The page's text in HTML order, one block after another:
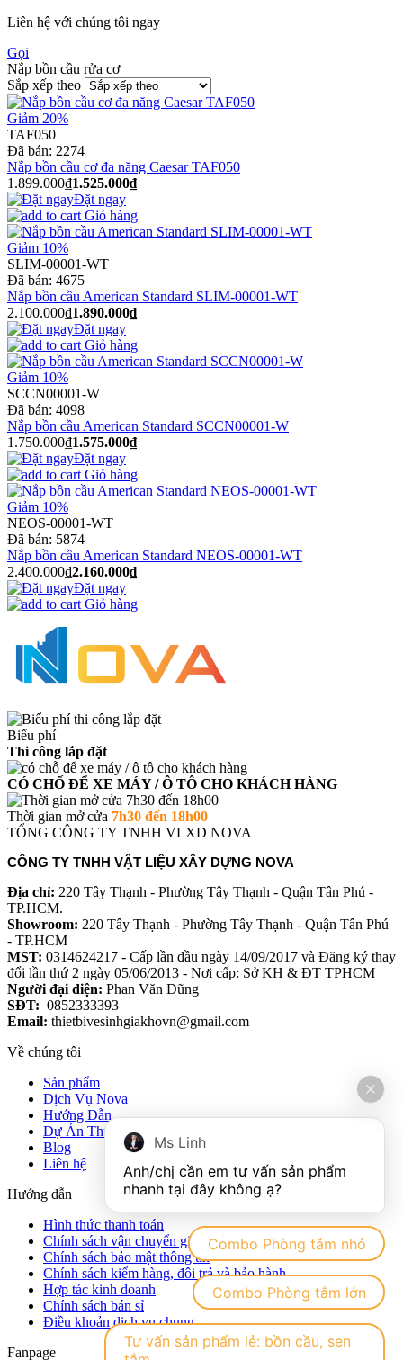
Liên hệ với chúng tôi ngay
Gọi
Nắp bồn cầu rửa cơ
Sắp xếp theo
Giảm 20%
TAF050
Đã bán: 2274
Nắp bồn cầu cơ đa năng Caesar TAF050
1.899.000₫1.525.000₫
Đặt ngay
Giỏ hàng
Giảm 10%
SLIM-00001-WT
Đã bán: 4675
Nắp bồn cầu American Standard SLIM-00001-WT
2.100.000₫1.890.000₫
Đặt ngay
Giỏ hàng
Giảm 10%
SCCN00001-W
Đã bán: 4098
Nắp bồn cầu American Standard SCCN00001-W
1.750.000₫1.575.000₫
Đặt ngay
Giỏ hàng
Giảm 10%
NEOS-00001-WT
Đã bán: 5874
Nắp bồn cầu American Standard NEOS-00001-WT
2.400.000₫2.160.000₫
Đặt ngay
Giỏ hàng
Biểu phí
Thi công lắp đặt
CÓ CHỐ ĐỂ XE MÁY / Ô TÔ CHO KHÁCH HÀNG
Thời gian mở cửa 7h30 đến 18h00
TỔNG CÔNG TY TNHH VLXD NOVA
CÔNG TY TNHH VẬT LIỆU XÂY DỰNG NOVA
Địa chỉ: 220 Tây Thạnh - Phường Tây Thạnh - Quận Tân Phú -
TP.HCM.
Showroom: 220 Tây Thạnh - Phường Tây Thạnh - Quận Tân Phú
- TP.HCM
MST: 0314624217 - Cấp lần đầu ngày 14/09/2017 và Đăng ký thay
đổi lần thứ 2 ngày 05/06/2013 - Nơi cấp: Sở KH & ĐT TPHCM
Người đại diện: Phan Văn Dũng
SĐT: 0852333393
Email: thietbivesinhgiakhovn@gmail.com
Về chúng tôi
Sản phẩm
Dịch Vụ Nova
Hướng Dẫn
Dự Án Thực Tế
Blog
Liên hệ
Hướng dẫn
Hình thức thanh toán
Chính sách vận chuyển giao nhận hàng hóa
Chính sách bảo mật thông tin
Chính sách kiểm hàng, đôi trả và bảo hành
Hợp tác kinh doanh
Chính sách bán sỉ
Điều khoản dịch vụ chung
Fanpage
Ms Linh
Anh/chị cần em tư vấn sản phẩm
Combo Phòng tắm nhỏ
Combo Phòng tắm lớn
Tư vấn sản phẩm lẻ: bồn cầu, sen